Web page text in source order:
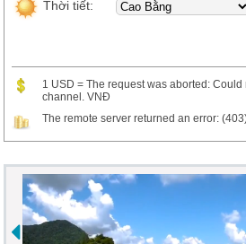
Thời tiết:
1 USD = The request was aborted:
channel. VNĐ
The remote server returned an error: